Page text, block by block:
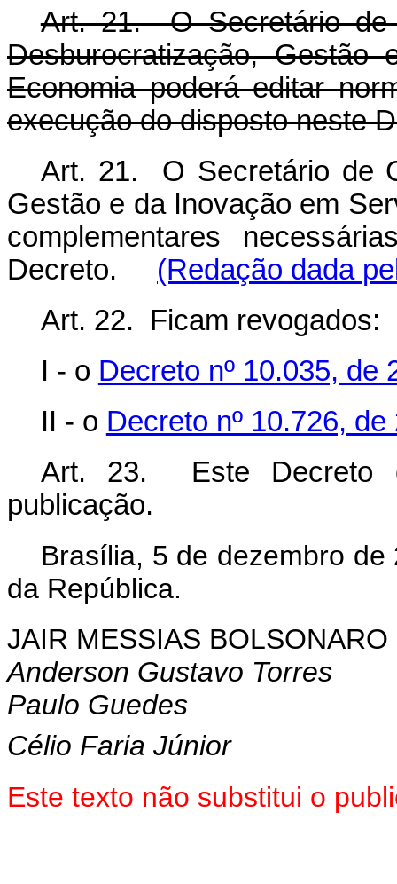
Art. 21. O Secretário de
Desburocratização,
Economia poderá editar
execução do disposto neste
Art. 21. O Secretário de
Gestão e da Inovação em
complementares
Decreto. (Redação dada
Art. 22. Ficam revogados:
I - o Decreto nº 10.035, de
II - o Decreto nº 10.726,
Art. 23. Este Decreto
publicação.
Brasília, 5 de dezembro de
da República.
JAIR MESSIAS BOLSONARO
Anderson Gustavo Torres
Paulo Guedes
Célio Faria Júnior
Este texto não substitui o